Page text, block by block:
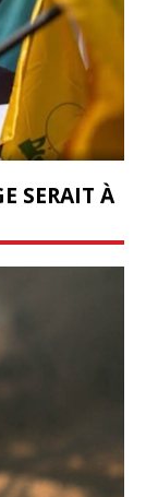
SERAIT À